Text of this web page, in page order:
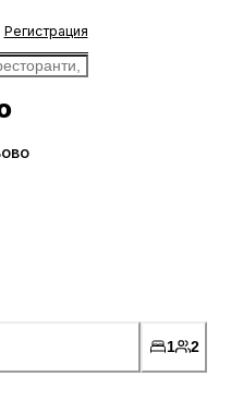
Регистрация
1 2